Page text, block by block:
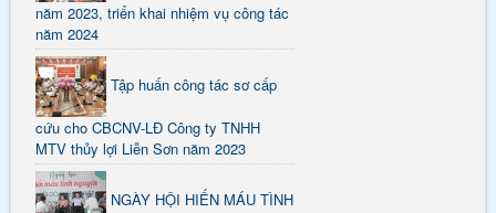
năm 2023, triển khai nhiệm vụ công tác
năm 2024
Tập huấn công tác sơ cấp
cứu cho CBCNV-LĐ Công ty TNHH
MTV thủy lợi Liễn Sơn năm 2023
NGÀY HỘI HIẾN MÁU TÌNH